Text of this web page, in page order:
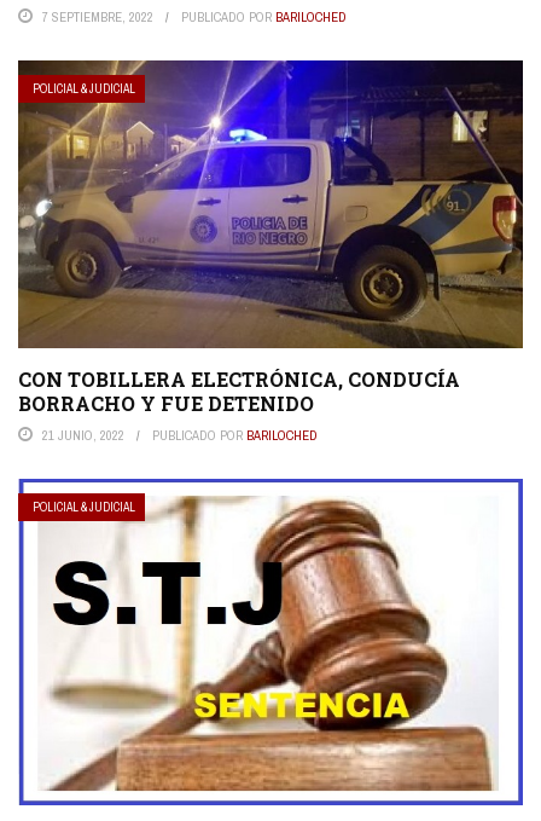
7 SEPTIEMBRE, 2022 PUBLICADO POR BARILOCHED
POLICIAL & JUDICIAL
CON TOBILLERA ELECTRÓNICA, CONDUCÍA
BORRACHO Y FUE DETENIDO
21 JUNIO, 2022 PUBLICADO POR BARILOCHED
POLICIAL & JUDICIAL